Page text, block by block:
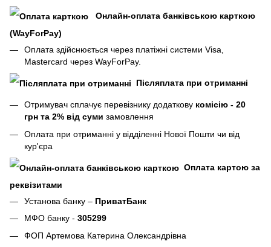
Онлайн-оплата банківською карткою
(WayForPay)
Оплата здійснюється через платіжні системи Visa,
Mastercard через WayForPay.
Післяплата при отриманні
Отримувач сплачує перевізнику додаткову комісію - 20
грн та 2% від суми замовлення
Оплата при отриманні у відділенні Нової Пошти чи від
кур'єра
Оплата картою за
реквізитами
Установа банку – ПриватБанк
МФО банку - 305299
ФОП Артемова Катерина Олександрівна